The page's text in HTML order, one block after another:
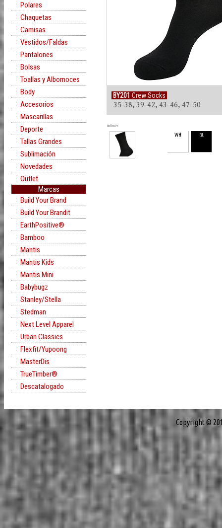
Polares
Chaquetas
Camisas
Vestidos/Faldas
Pantalones
Bolsas
Toallas y Albornoces
Body
Accesorios
Mascarillas
Deporte
Tallas Grandes
Sublimación
Novedades
Outlet
Marcas
Build Your Brand
Build Your Brandit
EarthPositive®
Bamboo
Mantis
Mantis Kids
Mantis Mini
Babybugz
Stanley/Stella
Stedman
Next Level Apparel
Urban Classics
Flexfit/Yupoong
MasterDis
TrueTimber®
Descatalogado
BY201 Crew Socks
35-38, 39-42, 43-46, 47-50
Rollover
WH BL
Copyright ©